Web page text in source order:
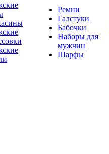
Ремни
Галстуки
Бабочки
Наборы для
мужчин
Шарфы